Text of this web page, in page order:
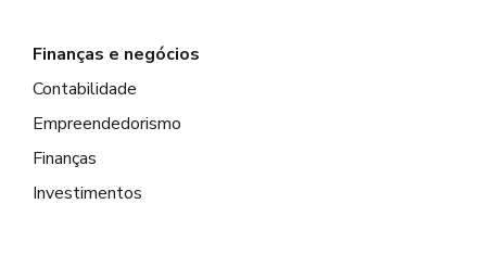
Finanças e negócios
Contabilidade
Empreendedorismo
Finanças
Investimentos